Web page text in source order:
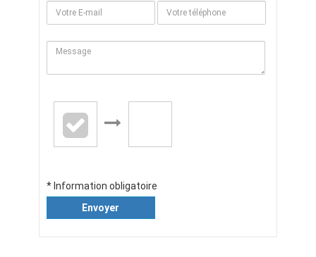
* Information obligatoire
Envoyer